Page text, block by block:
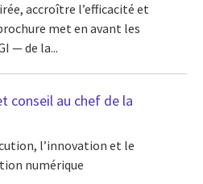
accroître l’efficacité et
met en avant les
— de la...
conseil au chef de la
l’innovation et le
numérique